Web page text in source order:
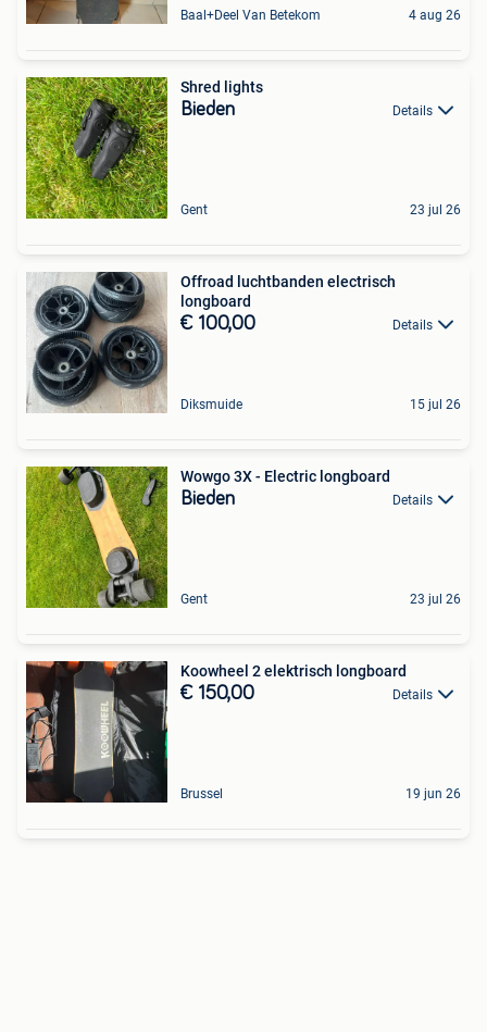
Baal+Deel Van Betekom 4 aug 26
Shred lights
Bieden Details
Gent 23 jul 26
Offroad luchtbanden electrisch
longboard
€ 100,00 Details
Diksmuide 15 jul 26
Wowgo 3X - Electric longboard
Bieden Details
Gent 23 jul 26
Koowheel 2 elektrisch longboard
€ 150,00 Details
Brussel 19 jun 26